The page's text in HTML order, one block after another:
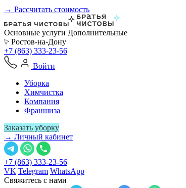
→ Рассчитать стоимость
Основные услуги Дополнительные
Ростов-на-Дону
+7 (863) 333-23-56
Войти
Уборка
Химчистка
Компания
Франшиза
Заказать уборку
→ Личный кабинет
+7 (863) 333-23-56
VK Telegram WhatsApp
Свяжитесь с нами